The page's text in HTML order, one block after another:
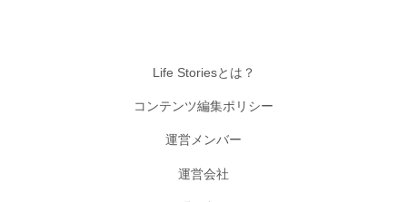
Life Storiesとは？
コンテンツ編集ポリシー
運営メンバー
運営会社